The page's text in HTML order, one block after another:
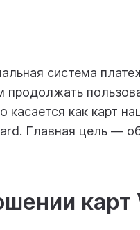
система
касается как карт
Главная цель —
карт